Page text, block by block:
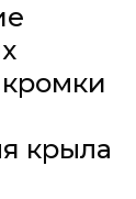
крыла